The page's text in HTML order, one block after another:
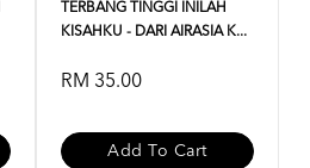
TERBANG TINGGI INILAH
KISAHKU - DARI AIRASIA K...
RM 35.00
Add To Cart